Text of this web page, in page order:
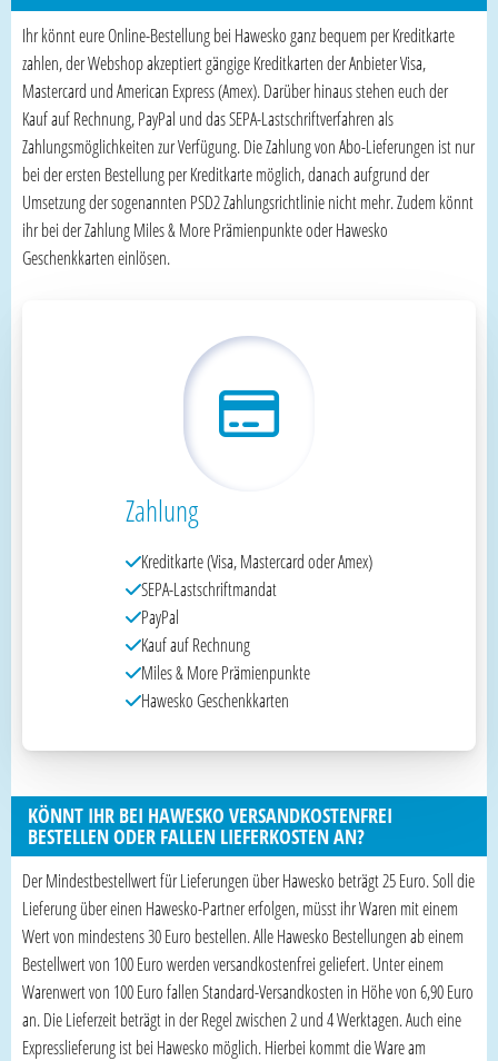
Ihr könnt eure Online-Bestellung bei Hawesko ganz bequem per Kreditkarte
zahlen, der Webshop akzeptiert gängige Kreditkarten der Anbieter Visa,
Mastercard und American Express (Amex). Darüber hinaus stehen euch der
Kauf auf Rechnung, PayPal und das SEPA-Lastschriftverfahren als
Zahlungsmöglichkeiten zur Verfügung. Die Zahlung von Abo-Lieferungen ist nur
bei der ersten Bestellung per Kreditkarte möglich, danach aufgrund der
Umsetzung der sogenannten PSD2 Zahlungsrichtlinie nicht mehr. Zudem könnt
ihr bei der Zahlung Miles & More Prämienpunkte oder Hawesko
Geschenkkarten einlösen.
Zahlung
Kreditkarte (Visa, Mastercard oder Amex)
SEPA-Lastschriftmandat
PayPal
Kauf auf Rechnung
Miles & More Prämienpunkte
Hawesko Geschenkkarten
KÖNNT IHR BEI HAWESKO VERSANDKOSTENFREI
BESTELLEN ODER FALLEN LIEFERKOSTEN AN?
Der Mindestbestellwert für Lieferungen über Hawesko beträgt 25 Euro. Soll die
Lieferung über einen Hawesko-Partner erfolgen, müsst ihr Waren mit einem
Wert von mindestens 30 Euro bestellen. Alle Hawesko Bestellungen ab einem
Bestellwert von 100 Euro werden versandkostenfrei geliefert. Unter einem
Warenwert von 100 Euro fallen Standard-Versandkosten in Höhe von 6,90 Euro
an. Die Lieferzeit beträgt in der Regel zwischen 2 und 4 Werktagen. Auch eine
Expresslieferung ist bei Hawesko möglich. Hierbei kommt die Ware am